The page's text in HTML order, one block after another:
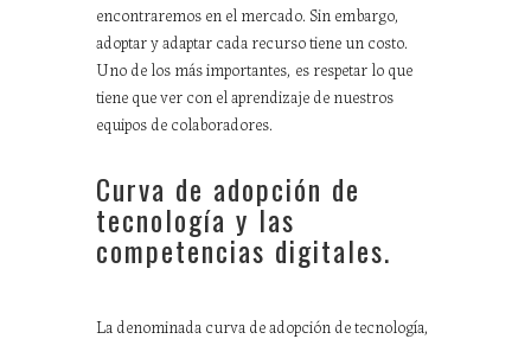
encontraremos en el mercado. Sin embargo,
adoptar y adaptar cada recurso tiene un costo.
Uno de los más importantes, es respetar lo que
tiene que ver con el aprendizaje de nuestros
equipos de colaboradores.
Curva de adopción de
tecnología y las
competencias digitales.
La denominada curva de adopción de tecnología,